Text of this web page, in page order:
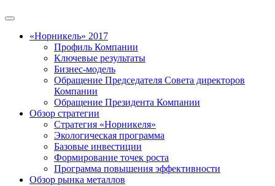
«Норникель» 2017
Профиль Компании
Ключевые результаты
Бизнес-модель
Обращение Председателя Совета директоров
Компании
Обращение Президента Компании
Обзор стратегии
Стратегия «Норникеля»
Экологическая программа
Базовые инвестиции
Формирование точек роста
Программа повышения эффективности
Обзор рынка металлов